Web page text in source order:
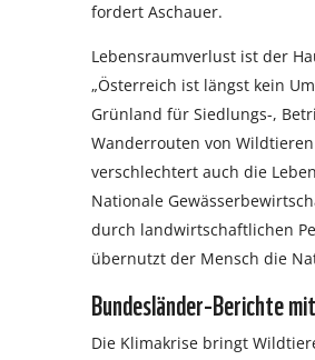
fordert Aschauer.
Lebensraumverlust ist der
„Österreich ist längst kein
Grünland für Siedlungs-,
Wanderrouten von
verschlechtert auch die
Nationale
durch landwirtschaftlichen
übernutzt der Mensch die
Bundesländer-Berichte
Die Klimakrise bringt